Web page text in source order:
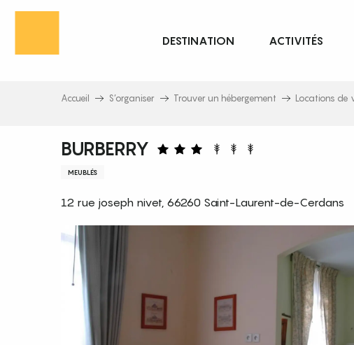
Aller
principal
DESTINATION ACTIVITÉS
Accueil S’organiser Trouver un hébergement Locations de
BURBERRY
MEUBLÉS
12 rue joseph nivet, 66260 Saint-Laurent-de-Cerdans